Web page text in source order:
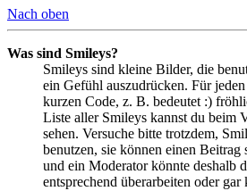
Nach oben
Was sind Smileys?
Smileys sind kleine Bilder, die
ein Gefühl auszudrücken. Für
kurzen Code, z. B. bedeutet :)
Liste aller Smileys kannst du beim
sehen. Versuche bitte trotzdem,
benutzen, sie können einen Beitrag
und ein Moderator könnte deshalb
entsprechend überarbeiten oder